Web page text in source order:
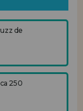
de
250